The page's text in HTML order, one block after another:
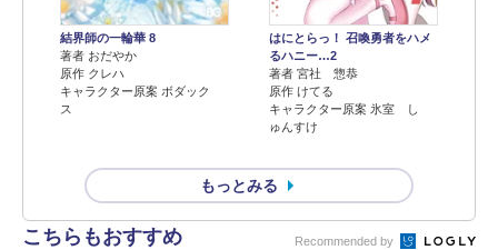
結界師の一輪華 8
著者 おだやか
原作 クレハ
キャラクター原案 ボダック
ス
はにとらっ！ 召喚勇者をハメ
るハニー…2
著者 宮社 惣恭
原作 けてる
キャラクター原案 氷室 し
ゅんすけ
もっとみる
こちらもおすすめ Recommended by